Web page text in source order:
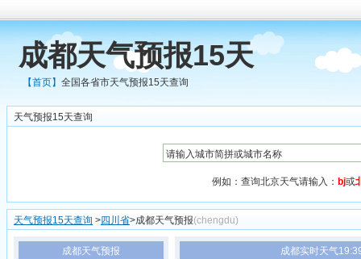
成都天气预报15天
【首页】全国各省市天气预报15天查询
天气预报15天查询
例如：查询北京天气请输入： bj或
天气预报15天查询 >四川省>成都天气预报(chengdu)
成都天气预报 成都实时天气